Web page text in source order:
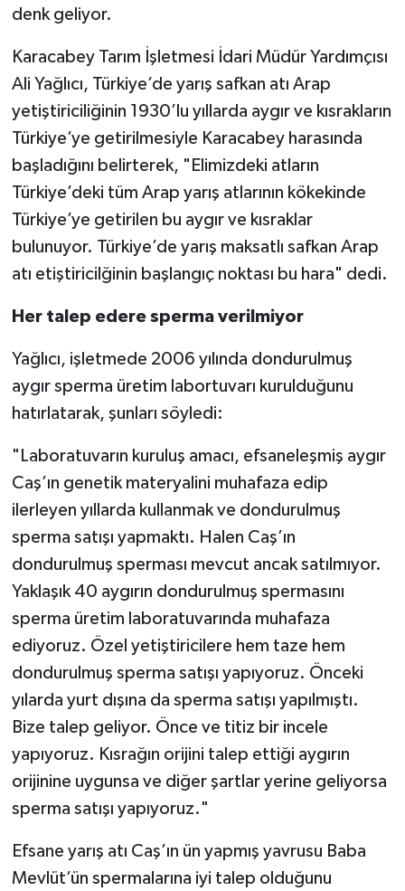
denk geliyor.
Karacabey Tarım İşletmesi İdari Müdür Yardımçısı
Ali Yağlıcı, Türkiye’de yarış safkan atı Arap
yetiştiriciliğinin 1930’lu yıllarda aygır ve kısrakların
Türkiye’ye getirilmesiyle Karacabey harasında
başladığını belirterek, "Elimizdeki atların
Türkiye’deki tüm Arap yarış atlarının kökekinde
Türkiye’ye getirilen bu aygır ve kısraklar
bulunuyor. Türkiye’de yarış maksatlı safkan Arap
atı etiştiricilğinin başlangıç noktası bu hara" dedi.
Her talep edere sperma verilmiyor
Yağlıcı, işletmede 2006 yılında dondurulmuş
aygır sperma üretim labortuvarı kurulduğunu
hatırlatarak, şunları söyledi:
"Laboratuvarın kuruluş amacı, efsaneleşmiş aygır
Caş’ın genetik materyalini muhafaza edip
ilerleyen yıllarda kullanmak ve dondurulmuş
sperma satışı yapmaktı. Halen Caş’ın
dondurulmuş sperması mevcut ancak satılmıyor.
Yaklaşık 40 aygırın dondurulmuş spermasını
sperma üretim laboratuvarında muhafaza
ediyoruz. Özel yetiştiricilere hem taze hem
dondurulmuş sperma satışı yapıyoruz. Önceki
yılarda yurt dışına da sperma satışı yapılmıştı.
Bize talep geliyor. Önce ve titiz bir incele
yapıyoruz. Kısrağın orijini talep ettiği aygırın
orijinine uygunsa ve diğer şartlar yerine geliyorsa
sperma satışı yapıyoruz."
Efsane yarış atı Caş’ın ün yapmış yavrusu Baba
Mevlüt’ün spermalarına iyi talep olduğunu